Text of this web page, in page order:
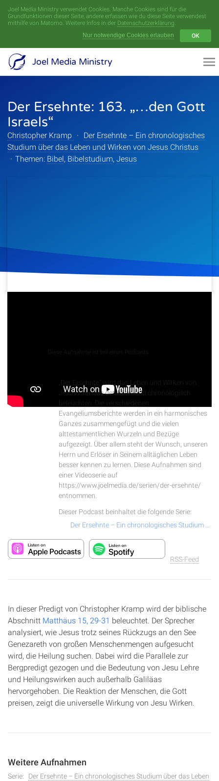
Joel Media Ministry verwendet Cookies. Manche Cookies sind für die
Grundfunktionen dieser Seite, andere erfassen wie du diese Seite verwendest
mithilfe von Matomo. Weitere Infos in der Datenschutzerklärung.
Nur notwendige Cookies erlauben
OK
Joel Media Ministry
Der Ersehnte: 163. „…den Gott
Israels“
Christopher Kramp ·
Der Ersehnte – Ein chronologisches
Studium über das Leben und Wirken von Jesus Christus
· Themen: Bibel, Bibelstudium, Jesus
Diese Aufnahme ist teil eines Podcasts
„Der Ersehnte“ wird das Leben und Wirken von
Jesus Christus detailliert und chronologisch
beleuchten. Die verschiedenen
Evangeliumsberichte werden in ein harmonisches
Ganzes zusammengefügt und die vielen
alttestamentlichen Wurzeln und Bezüge
aufgezeigt. Über allem steht der Wunsch, unseren
Herrn und Erlöser in Seinem alltäglichen Leben
besser kennen zu lernen. Diese Aufnahmen sind
einer Videoserie auf
https://www.joelmedia.de/serien/der-ersehnte/
entnommen.
Dieser Podcast beinhaltet die folgende Serie:
RSS-Feed
In dieser Predigt von Christopher Kramp wird der biblische
Abschnitt Matthäus 15, 29-31 beleuchtet. Der Sprecher
analysiert, wie Jesus trotz seines Rückzugs an den See
Genezareth von großen Menschenmengen aufgesucht
wird, die Heilung suchen. Dabei wird die Parallele zur
Bergpredigt gezogen und die Bedeutung von Jesu Lehre
und Heilungswirken auch außerhalb Galiläas
hervorgehoben. Die Reaktion der Menschen, die Gott
preisen, zeigt die universelle Wirkung von Jesu Wirken.
Weitere Aufnahmen
Serie:
Der Ersehnte – Ein chronologisches Studium über das Leben
Menü
Videoarchiv
Serien
Themen